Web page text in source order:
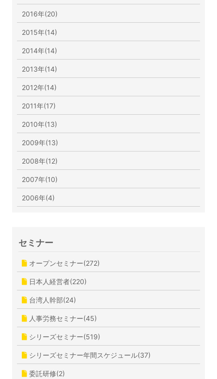
2016年(20)
2015年(14)
2014年(14)
2013年(14)
2012年(14)
2011年(17)
2010年(13)
2009年(13)
2008年(12)
2007年(10)
2006年(4)
セミナー
オープンセミナー(272)
日本人経営者(220)
台湾人幹部(24)
人事労務セミナー(45)
シリーズセミナー(519)
シリーズセミナー年間スケジュール(37)
委託研修(2)